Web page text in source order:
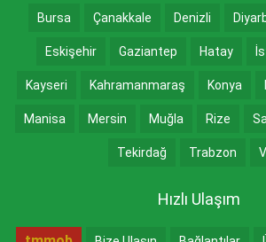
Bursa Çanakkale Denizli
Eskişehir Gaziantep Hatay
Kayseri Kahramanmaraş Konya
Manisa Mersin Muğla Rize
Tekirdağ Trabzon
Hızlı Ulaşım